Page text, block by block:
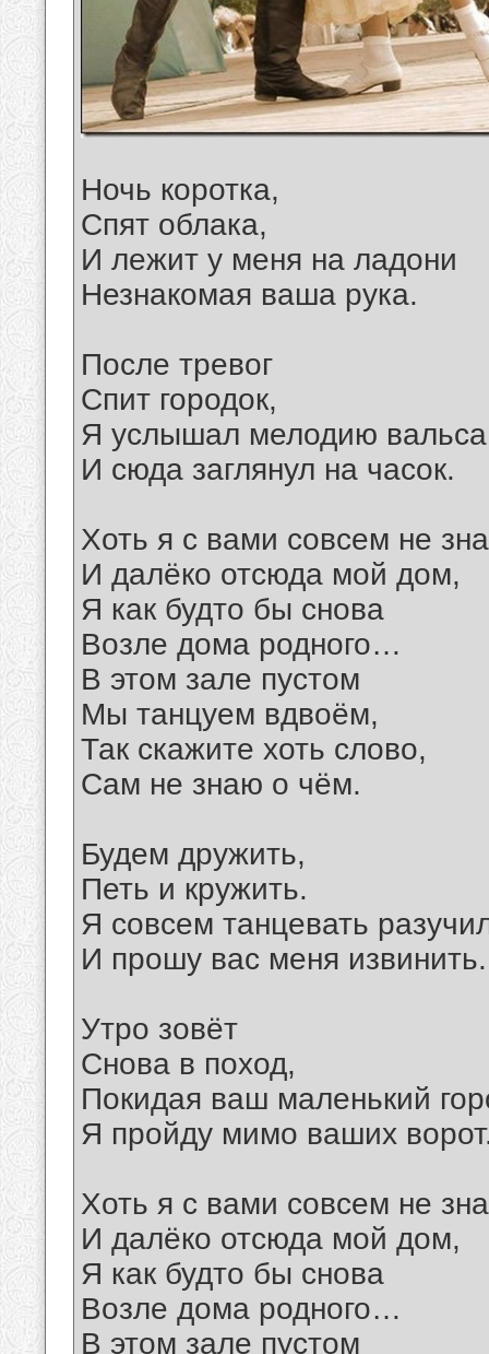
Ночь коротка,
Спят облака,
И лежит у меня на ладони
Незнакомая ваша рука.
После тревог
Спит городок,
Я услышал мелодию вальса
И сюда заглянул на часок.
Хоть я с вами совсем не
И далёко отсюда мой дом,
Я как будто бы снова
Возле дома родного…
В этом зале пустом
Мы танцуем вдвоём,
Так скажите хоть слово,
Сам не знаю о чём.
Будем дружить,
Петь и кружить.
Я совсем танцевать
И прошу вас меня извинить.
Утро зовёт
Снова в поход,
Покидая ваш маленький
Я пройду мимо ваших
Хоть я с вами совсем не
И далёко отсюда мой дом,
Я как будто бы снова
Возле дома родного…
В этом зале пустом